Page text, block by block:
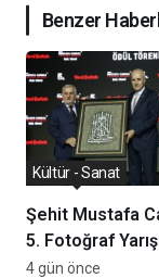
Benzer
Şehit Mustafa
5. Fotoğraf
Ödülleri
Kültür - Sanat
4 gün önce